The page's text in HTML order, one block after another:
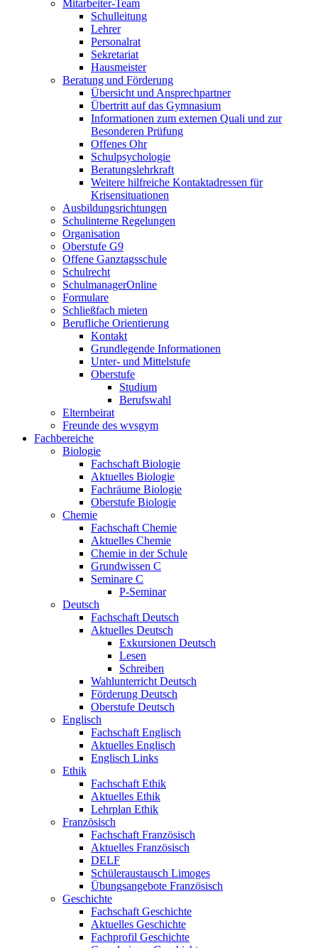
Mitarbeiter-Team
Schulleitung
Lehrer
Personalrat
Sekretariat
Hausmeister
Beratung und Förderung
Übersicht und Ansprechpartner
Übertritt auf das Gymnasium
Informationen zum externen Quali und zur
Besonderen Prüfung
Offenes Ohr
Schulpsychologie
Beratungslehrkraft
Weitere hilfreiche Kontaktadressen für
Krisensituationen
Ausbildungsrichtungen
Schulinterne Regelungen
Organisation
Oberstufe G9
Offene Ganztagsschule
Schulrecht
SchulmanagerOnline
Formulare
Schließfach mieten
Berufliche Orientierung
Kontakt
Grundlegende Informationen
Unter- und Mittelstufe
Oberstufe
Studium
Berufswahl
Elternbeirat
Freunde des wvsgym
Fachbereiche
Biologie
Fachschaft Biologie
Aktuelles Biologie
Fachräume Biologie
Oberstufe Biologie
Chemie
Fachschaft Chemie
Aktuelles Chemie
Chemie in der Schule
Grundwissen C
Seminare C
P-Seminar
Deutsch
Fachschaft Deutsch
Aktuelles Deutsch
Exkursionen Deutsch
Lesen
Schreiben
Wahlunterricht Deutsch
Förderung Deutsch
Oberstufe Deutsch
Englisch
Fachschaft Englisch
Aktuelles Englisch
Englisch Links
Ethik
Fachschaft Ethik
Aktuelles Ethik
Lehrplan Ethik
Französisch
Fachschaft Französisch
Aktuelles Französisch
DELF
Schüleraustausch Limoges
Übungsangebote Französisch
Geschichte
Fachschaft Geschichte
Aktuelles Geschichte
Fachprofil Geschichte